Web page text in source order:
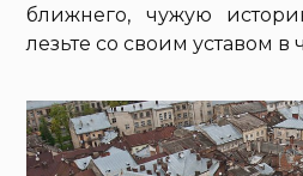
ближнего, чужую
лезьте со своим уставом